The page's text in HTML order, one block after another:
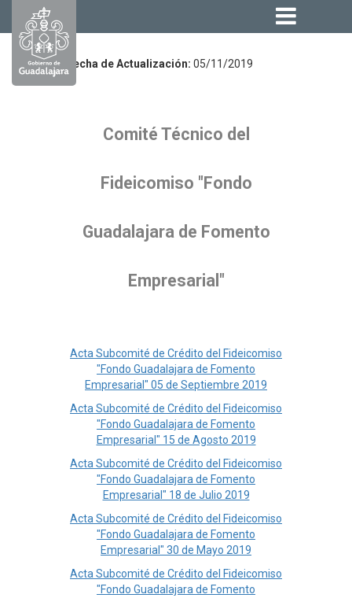
Fecha de Actualización: 05/11/2019
Comité Técnico del
Fideicomiso "Fondo
Guadalajara de Fomento
Empresarial"
Acta Subcomité de Crédito del Fideicomiso
"Fondo Guadalajara de Fomento
Empresarial" 05 de Septiembre 2019
Acta Subcomité de Crédito del Fideicomiso
"Fondo Guadalajara de Fomento
Empresarial" 15 de Agosto 2019
Acta Subcomité de Crédito del Fideicomiso
"Fondo Guadalajara de Fomento
Empresarial" 18 de Julio 2019
Acta Subcomité de Crédito del Fideicomiso
"Fondo Guadalajara de Fomento
Empresarial" 30 de Mayo 2019
Acta Subcomité de Crédito del Fideicomiso
"Fondo Guadalajara de Fomento